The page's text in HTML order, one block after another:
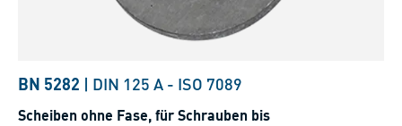
BN 5282 | DIN 125 A - ISO 7089
Scheiben ohne Fase, für Schrauben bis